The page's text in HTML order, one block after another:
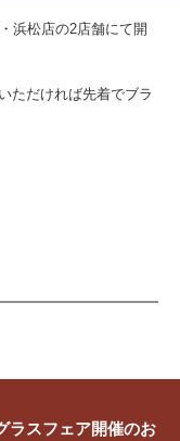
浜松店の2店舗にて開
ただければ先着でブラ
ラスフェア開催のお